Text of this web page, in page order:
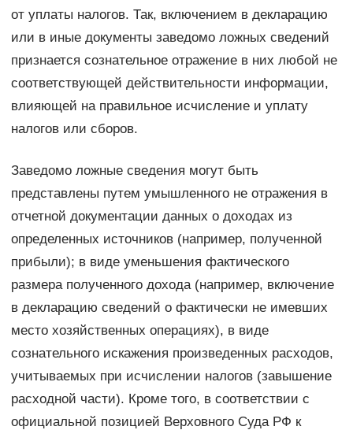
от уплаты налогов. Так, включением в декларацию
или в иные документы заведомо ложных сведений
признается сознательное отражение в них любой не
соответствующей действительности информации,
влияющей на правильное исчисление и уплату
налогов или сборов.
Заведомо ложные сведения могут быть
представлены путем умышленного не отражения в
отчетной документации данных о доходах из
определенных источников (например, полученной
прибыли); в виде уменьшения фактического
размера полученного дохода (например, включение
в декларацию сведений о фактически не имевших
место хозяйственных операциях), в виде
сознательного искажения произведенных расходов,
учитываемых при исчислении налогов (завышение
расходной части). Кроме того, в соответствии с
официальной позицией Верховного Суда РФ к